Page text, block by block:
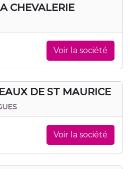
CHEVALERIE
Voir la société
DE ST MAURICE
Voir la société